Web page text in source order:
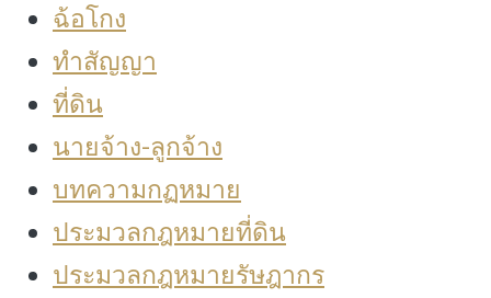
ฉ้อโกง
ทำสัญญา
ที่ดิน
นายจ้าง-ลูกจ้าง
บทความกฏหมาย
ประมวลกฎหมายที่ดิน
ประมวลกฎหมายรัษฎากร